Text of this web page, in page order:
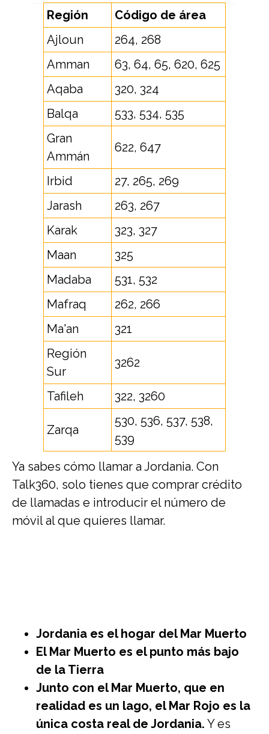
Región
Código de área
Ajloun
264, 268
Amman
63, 64, 65, 620, 625
Aqaba
320, 324
Balqa
533, 534, 535
Gran
Ammán
622, 647
Irbid
27, 265, 269
Jarash
263, 267
Karak
323, 327
Maan
325
Madaba
531, 532
Mafraq
262, 266
Ma'an
321
Región
Sur
3262
Tafileh 322, 3260
Zarqa
530, 536, 537, 538,
539
Ya sabes cómo llamar a Jordania. Con
Talk360, solo tienes que comprar crédito
de llamadas e introducir el número de
móvil al que quieres llamar.
Jordania es el hogar del Mar Muerto
El Mar Muerto es el punto más bajo
de la Tierra
Junto con el Mar Muerto, que en
realidad es un lago, el Mar Rojo es la
única costa real de Jordania. Y es